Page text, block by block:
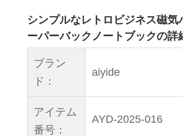
シンプルなレトロビジネス磁気
ーパーバックノートブックの詳
ブラン
ド：
aiyide
アイテム
番号：
AYD-2025-016